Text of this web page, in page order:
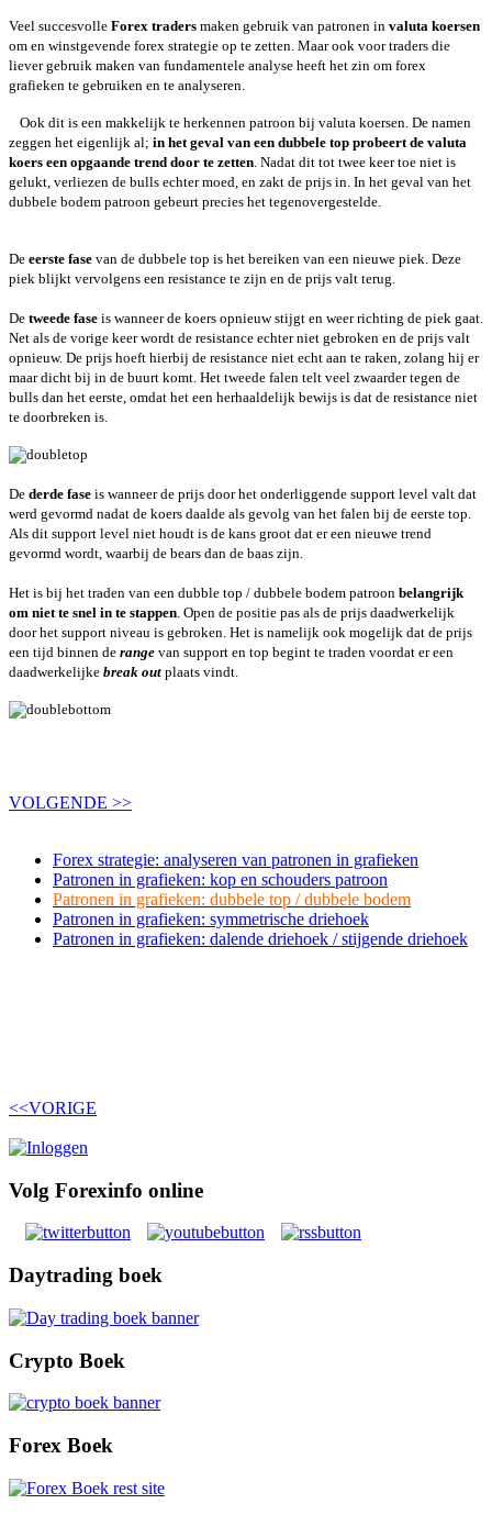
Veel succesvolle Forex traders maken gebruik van patronen in valuta koersen
om en winstgevende forex strategie op te zetten. Maar ook voor traders die
liever gebruik maken van fundamentele analyse heeft het zin om forex
grafieken te gebruiken en te analyseren.
Ook dit is een makkelijk te herkennen patroon bij valuta koersen. De namen
zeggen het eigenlijk al; in het geval van een dubbele top probeert de valuta
koers een opgaande trend door te zetten. Nadat dit tot twee keer toe niet is
gelukt, verliezen de bulls echter moed, en zakt de prijs in. In het geval van het
dubbele bodem patroon gebeurt precies het tegenovergestelde.
De eerste fase van de dubbele top is het bereiken van een nieuwe piek. Deze
piek blijkt vervolgens een resistance te zijn en de prijs valt terug.
De tweede fase is wanneer de koers opnieuw stijgt en weer richting de piek gaat.
Net als de vorige keer wordt de resistance echter niet gebroken en de prijs valt
opnieuw. De prijs hoeft hierbij de resistance niet echt aan te raken, zolang hij er
maar dicht bij in de buurt komt. Het tweede falen telt veel zwaarder tegen de
bulls dan het eerste, omdat het een herhaaldelijk bewijs is dat de resistance niet
te doorbreken is.
De derde fase is wanneer de prijs door het onderliggende support level valt dat
werd gevormd nadat de koers daalde als gevolg van het falen bij de eerste top.
Als dit support level niet houdt is de kans groot dat er een nieuwe trend
gevormd wordt, waarbij de bears dan de baas zijn.
Het is bij het traden van een dubble top / dubbele bodem patroon belangrijk
om niet te snel in te stappen. Open de positie pas als de prijs daadwerkelijk
door het support niveau is gebroken. Het is namelijk ook mogelijk dat de prijs
een tijd binnen de range van support en top begint te traden voordat er een
daadwerkelijke break out plaats vindt.
VOLGENDE >>
Forex strategie: analyseren van patronen in grafieken
Patronen in grafieken: kop en schouders patroon
Patronen in grafieken: dubbele top / dubbele bodem
Patronen in grafieken: symmetrische driehoek
Patronen in grafieken: dalende driehoek / stijgende driehoek
<<VORIGE
Volg Forexinfo online
Daytrading boek
Crypto Boek
Forex Boek